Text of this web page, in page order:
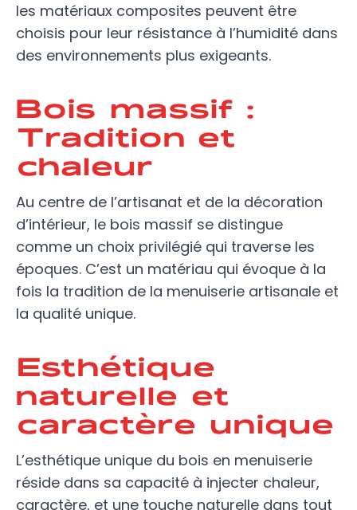
les matériaux composites peuvent être
choisis pour leur résistance à l’humidité dans
des environnements plus exigeants.
Bois massif :
Tradition et
chaleur
Au centre de l’artisanat et de la décoration
d’intérieur, le bois massif se distingue
comme un choix privilégié qui traverse les
époques. C’est un matériau qui évoque à la
fois la tradition de la menuiserie artisanale et
la qualité unique.
Esthétique
naturelle et
caractère unique
L’esthétique unique du bois en menuiserie
réside dans sa capacité à injecter chaleur,
caractère, et une touche naturelle dans tout